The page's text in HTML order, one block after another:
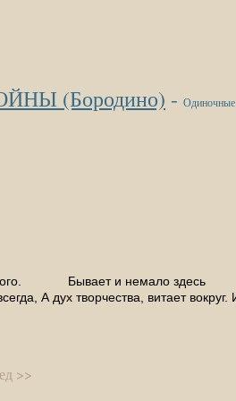
(Бородино) - Одиночные
Бывает и немало здесь
А дух творчества, витает вокруг.
>>